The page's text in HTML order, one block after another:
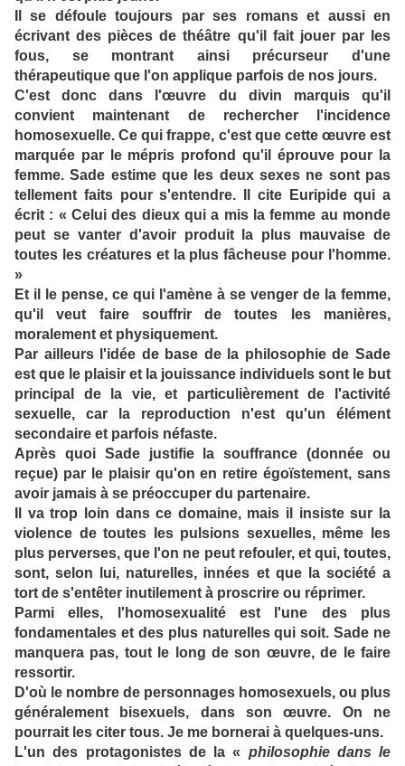
Il se défoule toujours par ses romans et aussi en
écrivant des pièces de théâtre qu'il fait jouer par les
fous, se montrant ainsi précurseur d'une
thérapeutique que l'on applique parfois de nos jours.
C'est donc dans l'œuvre du divin marquis qu'il
convient maintenant de rechercher l'incidence
homosexuelle. Ce qui frappe, c'est que cette œuvre est
marquée par le mépris profond qu'il éprouve pour la
femme. Sade estime que les deux sexes ne sont pas
tellement faits pour s'entendre. Il cite Euripide qui a
écrit : « Celui des dieux qui a mis la femme au monde
peut se vanter d'avoir produit la plus mauvaise de
toutes les créatures et la plus fâcheuse pour l'homme.
»
Et il le pense, ce qui l'amène à se venger de la femme,
qu'il veut faire souffrir de toutes les manières,
moralement et physiquement.
Par ailleurs l'idée de base de la philosophie de Sade
est que le plaisir et la jouissance individuels sont le but
principal de la vie, et particulièrement de l'activité
sexuelle, car la reproduction n'est qu'un élément
secondaire et parfois néfaste.
Après quoi Sade justifie la souffrance (donnée ou
reçue) par le plaisir qu'on en retire égoïstement, sans
avoir jamais à se préoccuper du partenaire.
Il va trop loin dans ce domaine, mais il insiste sur la
violence de toutes les pulsions sexuelles, même les
plus perverses, que l'on ne peut refouler, et qui, toutes,
sont, selon lui, naturelles, innées et que la société a
tort de s'entêter inutilement à proscrire ou réprimer.
Parmi elles, l'homosexualité est l'une des plus
fondamentales et des plus naturelles qui soit. Sade ne
manquera pas, tout le long de son œuvre, de le faire
ressortir.
D'où le nombre de personnages homosexuels, ou plus
généralement bisexuels, dans son œuvre. On ne
pourrait les citer tous. Je me bornerai à quelques-uns.
L'un des protagonistes de la « philosophie dans le